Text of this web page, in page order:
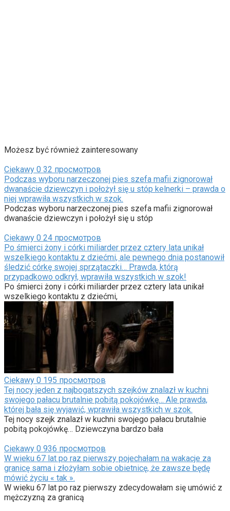
Możesz być również zainteresowany
Ciekawy 0 32 просмотров
Podczas wyboru narzeczonej pies szefa mafii zignorował
dwanaście dziewczyn i położył się u stóp kelnerki – prawda o
niej wprawiła wszystkich w szok.
Podczas wyboru narzeczonej pies szefa mafii zignorował
dwanaście dziewczyn i położył się u stóp
Ciekawy 0 24 просмотров
Po śmierci żony i córki miliarder przez cztery lata unikał
wszelkiego kontaktu z dziećmi, ale pewnego dnia postanowił
śledzić córkę swojej sprzątaczki… Prawda, którą
przypadkowo odkrył, wprawiła wszystkich w szok!
Po śmierci żony i córki miliarder przez cztery lata unikał
wszelkiego kontaktu z dziećmi,
Ciekawy 0 195 просмотров
Tej nocy jeden z najbogatszych szejków znalazł w kuchni
swojego pałacu brutalnie pobitą pokojówkę… Ale prawda,
której bała się wyjawić, wprawiła wszystkich w szok.
Tej nocy szejk znalazł w kuchni swojego pałacu brutalnie
pobitą pokojówkę… Dziewczyna bardzo bała
Ciekawy 0 936 просмотров
W wieku 67 lat po raz pierwszy pojechałam na wakacje za
granicę sama i złożyłam sobie obietnicę, że zawsze będę
mówić życiu « tak ».
W wieku 67 lat po raz pierwszy zdecydowałam się umówić z
mężczyzną za granicą